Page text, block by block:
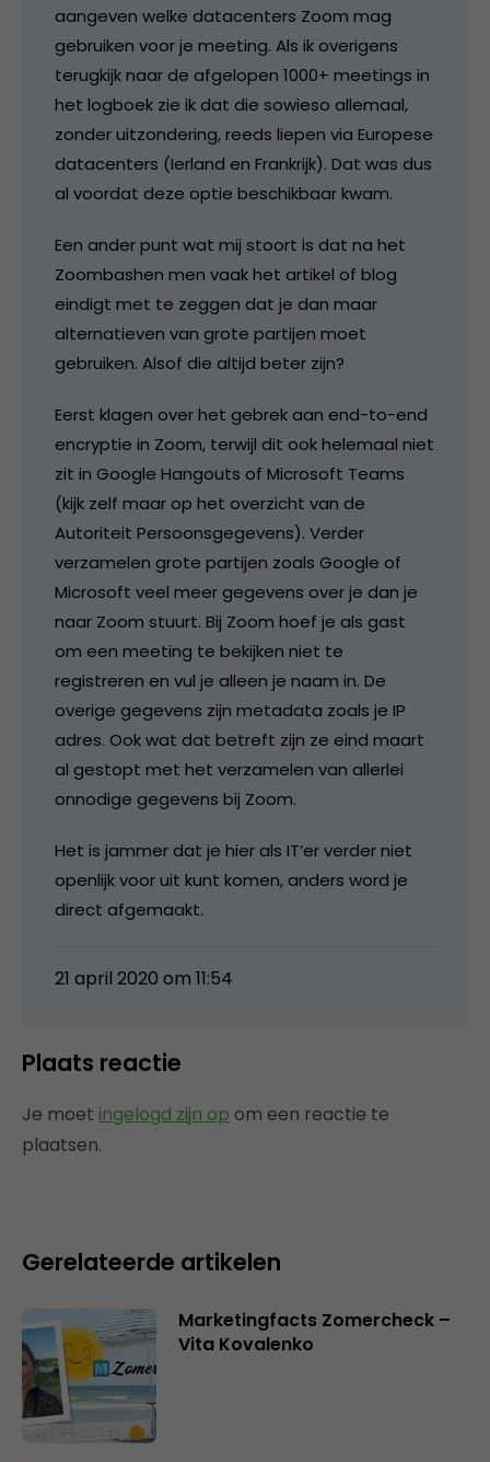
aangeven welke datacenters Zoom mag
gebruiken voor je meeting. Als ik overigens
terugkijk naar de afgelopen 1000+ meetings in
het logboek zie ik dat die sowieso allemaal,
zonder uitzondering, reeds liepen via Europese
datacenters (Ierland en Frankrijk). Dat was dus
al voordat deze optie beschikbaar kwam.
Een ander punt wat mij stoort is dat na het
Zoombashen men vaak het artikel of blog
eindigt met te zeggen dat je dan maar
alternatieven van grote partijen moet
gebruiken. Alsof die altijd beter zijn?
Eerst klagen over het gebrek aan end-to-end
encryptie in Zoom, terwijl dit ook helemaal niet
zit in Google Hangouts of Microsoft Teams
(kijk zelf maar op het overzicht van de
Autoriteit Persoonsgegevens). Verder
verzamelen grote partijen zoals Google of
Microsoft veel meer gegevens over je dan je
naar Zoom stuurt. Bij Zoom hoef je als gast
om een meeting te bekijken niet te
registreren en vul je alleen je naam in. De
overige gegevens zijn metadata zoals je IP
adres. Ook wat dat betreft zijn ze eind maart
al gestopt met het verzamelen van allerlei
onnodige gegevens bij Zoom.
Het is jammer dat je hier als IT’er verder niet
openlijk voor uit kunt komen, anders word je
direct afgemaakt.
21 april 2020 om 11:54
Plaats reactie
Je moet ingelogd zijn op om een reactie te
plaatsen.
Gerelateerde artikelen
Marketingfacts Zomercheck –
Vita Kovalenko